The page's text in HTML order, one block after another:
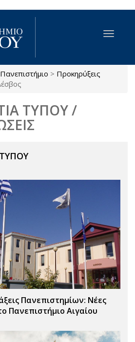
περιεχόμενο
Toggle
> Προκηρύξεις
ΤΥΠΟΥ /
Πανεπιστημίων: Νέες
Πανεπιστήμιο Αιγαίου